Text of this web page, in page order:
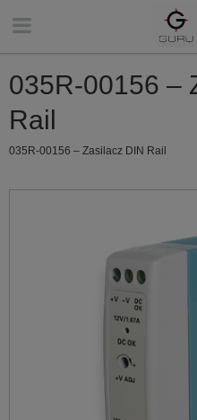
035R-00156 –
Rail
035R-00156 – Zasilacz DIN Rail